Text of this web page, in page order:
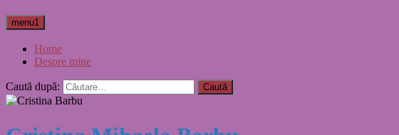
menu1
Home
Despre mine
Caută după: